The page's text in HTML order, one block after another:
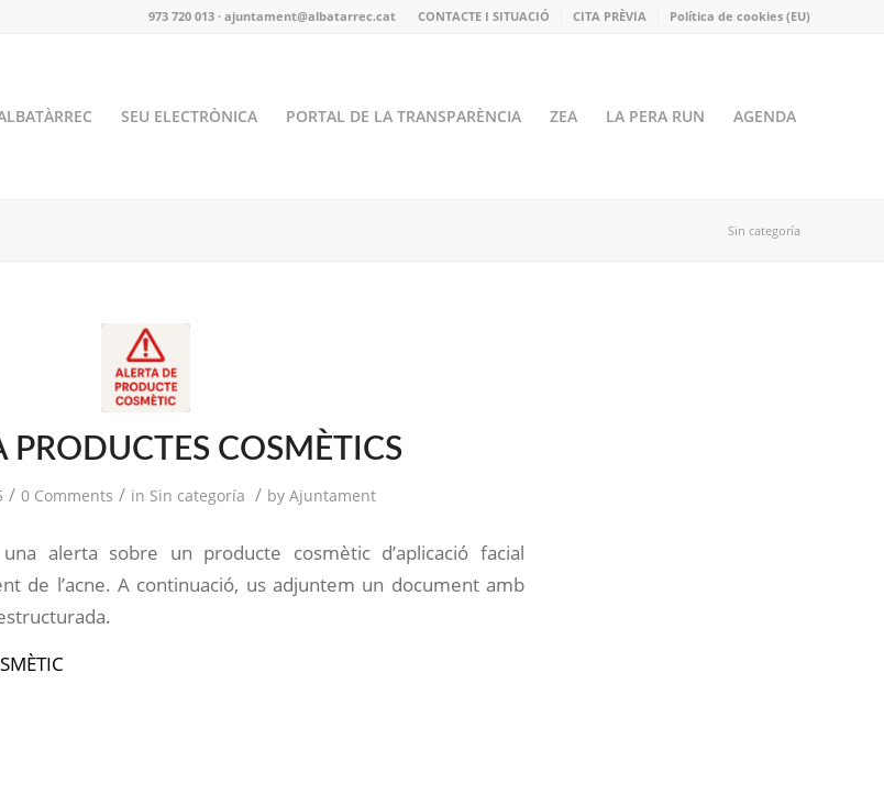
CONTACTE I SITUACIÓ CITA PRÈVIA Política de cookies (EU)
973 720 013 · ajuntament@albatarrec.cat
SEU ELECTRÒNICA PORTAL DE LA TRANSPARÈNCIA ZEA LA PERA RUN AGENDA
Sin categoría
PRODUCTES COSMÈTICS
/ 0 Comments / in Sin categoría / by Ajuntament
alerta sobre un producte cosmètic d’aplicació facial
de l’acne. A continuació, us adjuntem un document amb